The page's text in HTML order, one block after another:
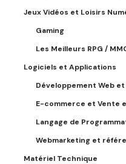
Jeux Vidéos et Loisirs
Gaming
Les Meilleurs RPG /
Logiciels et Applications
Développement Web
E-commerce et Vente
Langage de
Webmarketing et
Matériel Technique